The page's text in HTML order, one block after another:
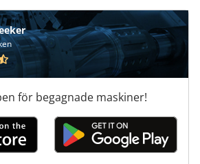
för begagnade maskiner!